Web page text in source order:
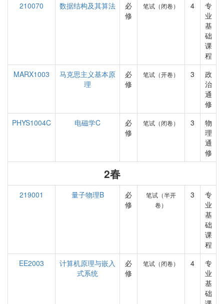
210070
数据结构及其算法
必
修
笔试（闭卷） 4
专
业
基
础
课
程
MARX1003
马克思主义基本原
理
必
修
笔试（开卷） 3
政
治
通
修
PHYS1004C
电磁学C
必
修
笔试（闭卷） 3
物
理
通
修
2春
219001 量子物理B
必
修
笔试（半开
卷）
3
专
业
基
础
课
程
EE2003
计算机原理与嵌入
式系统
必
修
笔试（闭卷） 4
专
业
基
础